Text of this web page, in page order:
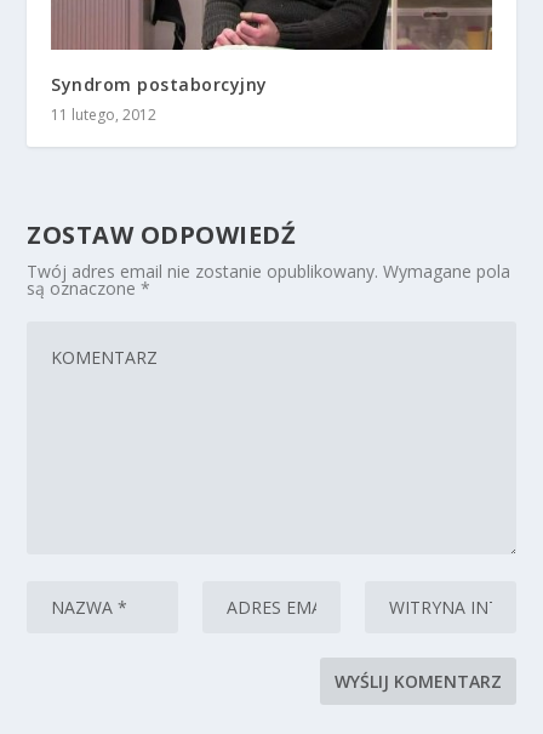
Syndrom postaborcyjny
11 lutego, 2012
ZOSTAW ODPOWIEDŹ
Twój adres email nie zostanie opublikowany. Wymagane pola
są oznaczone*